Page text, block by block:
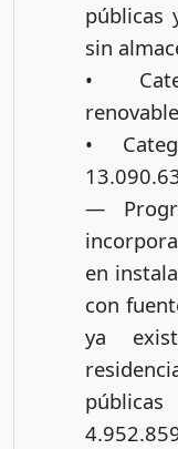
públicas
sin
•
•
—
en
con
ya